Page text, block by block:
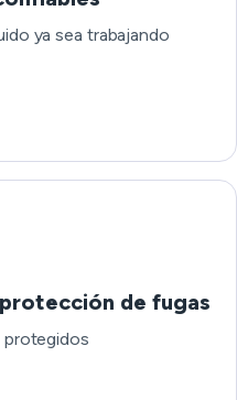
ya sea trabajando
de fugas
protegidos